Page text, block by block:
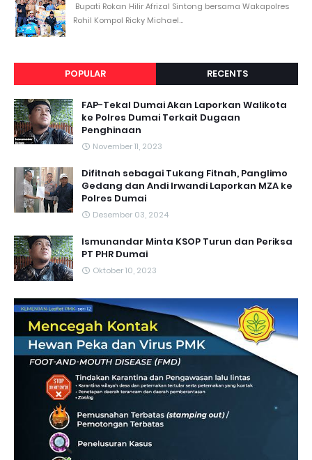
Bupati Rokan Hilir Afrizal Sintong bersama Wakapolres
Rohil Kompol Ricky Michael...
POPULAR RECENTS
FAP-Tekal Dumai Akan Laporkan Walikota
ke Polres Dumai Terkait Dugaan
Penghinaan
November 11, 2023
Difitnah sebagai Tukang Fitnah, Panglimo
Gedang dan Andi Irwandi Laporkan MZA ke
Polres Dumai
Desember 03, 2024
Ismunandar Minta KSOP Turun dan Periksa
PT PHR Dumai
Oktober 10, 2023